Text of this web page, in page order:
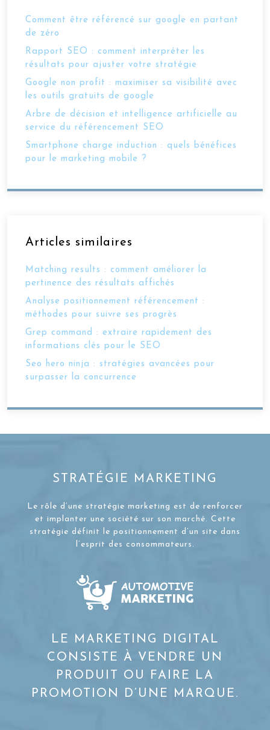
Comment être référencé sur google en partant
de zéro
Rapport SEO : comment interpréter les
résultats pour ajuster votre stratégie
Google non profit : maximiser sa visibilité avec
les outils gratuits de google
Arbre de décision et intelligence artificielle au
service du référencement SEO
Smartphone charge induction : quels bénéfices
pour le marketing mobile ?
Articles similaires
Matching results : comment améliorer la
pertinence des résultats affichés
Analyse positionnement référencement :
méthodes pour suivre ses progrès
Grep command : extraire rapidement des
informations clés pour le SEO
Seo hero ninja : stratégies avancées pour
surpasser la concurrence
STRATÉGIE MARKETING
Le rôle d’une stratégie marketing est de renforcer
et implanter une société sur son marché. Cette
stratégie définit le positionnement d’un site dans
l’esprit des consommateurs.
LE MARKETING DIGITAL
CONSISTE À VENDRE UN
PRODUIT OU FAIRE LA
PROMOTION D’UNE MARQUE.